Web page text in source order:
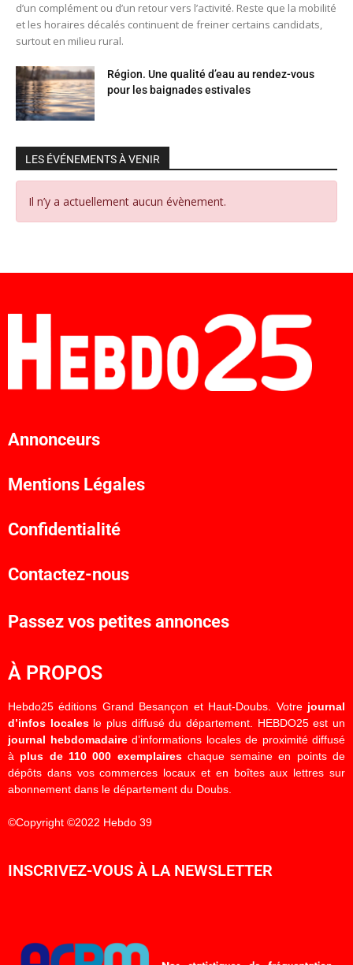
d’un complément ou d’un retour vers l’activité. Reste que la mobilité
et les horaires décalés continuent de freiner certains candidats,
surtout en milieu rural.
Région. Une qualité d’eau au rendez-vous
pour les baignades estivales
LES ÉVÉNEMENTS À VENIR
Il n’y a actuellement aucun évènement.
Annonceurs
Mentions Légales
Confidentialité
Contactez-nous
Passez vos petites annonces
À PROPOS
Hebdo25 éditions Grand Besançon et Haut-Doubs. Votre journal
d’infos localesle plus diffusé du département. HEBDO25 est un
journal hebdomadaired’informations locales de proximité diffusé
à plus de 110 000 exemplaireschaque semaine en points de
dépôts dans vos commerces locaux et en boîtes aux lettres sur
abonnement dans le département du Doubs.
©Copyright ©2022 Hebdo 39
INSCRIVEZ-VOUS À LA NEWSLETTER